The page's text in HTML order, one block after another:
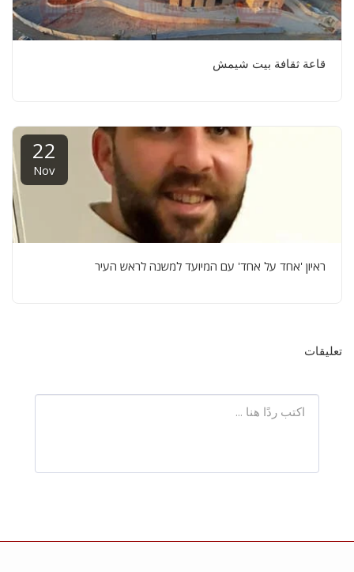
قاعة ثقافة بيت شيمش
22
Nov
ראיון 'אחד על אחד' עם המיועד למשנה לראש העיר
تعليقات